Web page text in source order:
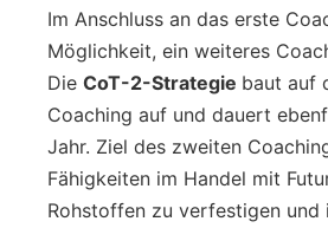
Im Anschluss an das erste
Möglichkeit, ein weiteres
Die CoT-2-Strategie baut auf
Coaching auf und dauert
Jahr. Ziel des zweiten
Fähigkeiten im Handel mit
Rohstoffen zu verfestigen und